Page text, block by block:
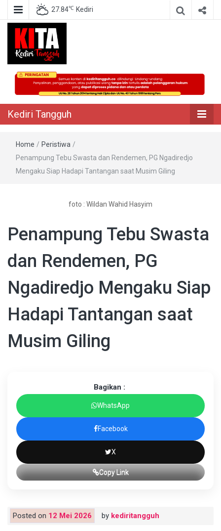
27.84℃ Kediri
Kediri Tangguh
Berita Akurat Terpercaya
Kediri Tangguh
Home / Peristiwa /
Penampung Tebu Swasta dan Rendemen, PG Ngadiredjo
Mengaku Siap Hadapi Tantangan saat Musim Giling
foto : Wildan Wahid Hasyim
Penampung Tebu Swasta
dan Rendemen, PG
Ngadiredjo Mengaku Siap
Hadapi Tantangan saat
Musim Giling
Bagikan :
WhatsApp
Facebook
X
Copy Link
Posted on 12 Mei 2026 by kediritangguh